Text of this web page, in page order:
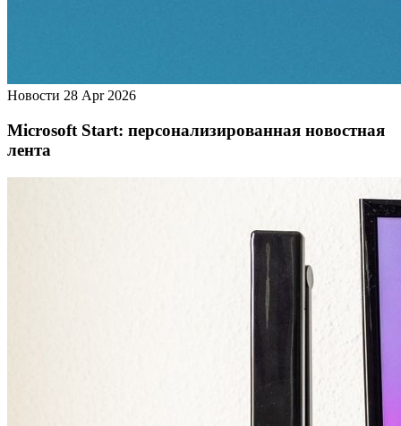
Новости 28 Apr 2026
Microsoft Start: персонализированная новостная
лента